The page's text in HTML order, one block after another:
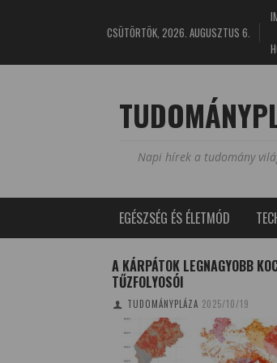
CSÜTÖRTÖK, 2026. AUGUSZTUS 6.
Napi hírek a tudomány
EGÉSZSÉG ÉS ÉLETMÓD
A FIATAL KUTATÓK HELYZETE
MAGYARORSZÁGON
BOTTYÁNSZKI BETTINA 2018/11/26